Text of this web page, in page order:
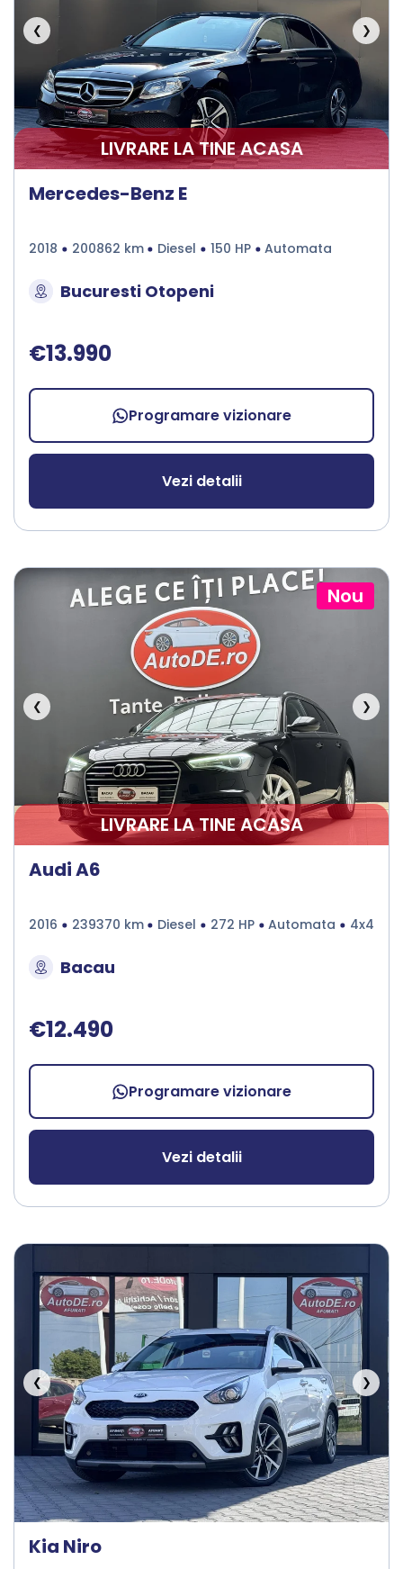
❮ ❯
LIVRARE LA TINE ACASA
Mercedes-Benz E
2018 200862 km Diesel 150 HP Automata
Bucuresti Otopeni
€13.990
Programare vizionare
Vezi detalii
Nou
❮ ❯
LIVRARE LA TINE ACASA
Audi A6
2016 239370 km Diesel 272 HP Automata 4x4
Bacau
€12.490
Programare vizionare
Vezi detalii
❮ ❯
Kia Niro